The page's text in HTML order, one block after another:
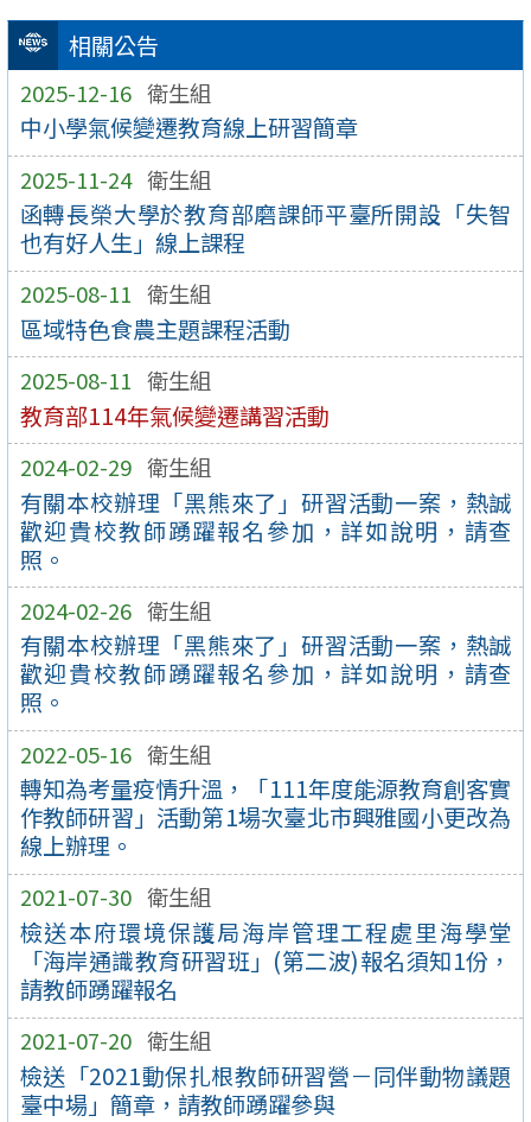
相關公告
2025-12-16 衛生組
中小學氣候變遷教育線上研習簡章
2025-11-24 衛生組
函轉長榮大學於教育部磨課師平臺所開設「失智
也有好人生」線上課程
2025-08-11 衛生組
區域特色食農主題課程活動
2025-08-11 衛生組
教育部114年氣候變遷講習活動
2024-02-29 衛生組
有關本校辦理「黑熊來了」研習活動一案，熱誠
歡迎貴校教師踴躍報名參加，詳如說明，請查
照。
2024-02-26 衛生組
有關本校辦理「黑熊來了」研習活動一案，熱誠
歡迎貴校教師踴躍報名參加，詳如說明，請查
照。
2022-05-16 衛生組
轉知為考量疫情升溫，「111年度能源教育創客實
作教師研習」活動第1場次臺北市興雅國小更改為
線上辦理。
2021-07-30 衛生組
檢送本府環境保護局海岸管理工程處里海學堂
「海岸通識教育研習班」(第二波)報名須知1份，
請教師踴躍報名
2021-07-20 衛生組
檢送「2021動保扎根教師研習營－同伴動物議題
臺中場」簡章，請教師踴躍參與